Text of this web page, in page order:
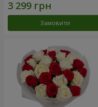
Замовити